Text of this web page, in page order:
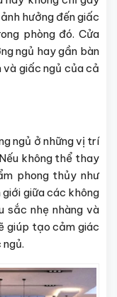
hưởng đến giấc
phòng đó. Cửa
ngủ hay gần bàn
và giấc ngủ của cả
ngủ ở những vị trí
không thể thay
phong thủy như
giữa các không
sắc nhẹ nhàng và
giúp tạo cảm giác